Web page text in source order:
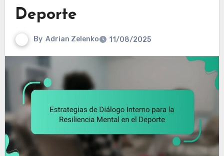
Deporte
By Adrian Zelenko 11/08/2025